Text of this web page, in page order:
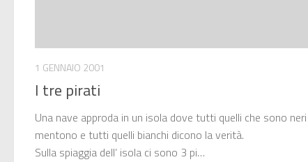
1 GENNAIO 2001
I tre pirati
Una nave approda in un isola dove tutti quelli che sono neri
mentono e tutti quelli bianchi dicono la verità.
Sulla spiaggia dell’ isola ci sono 3 pi…